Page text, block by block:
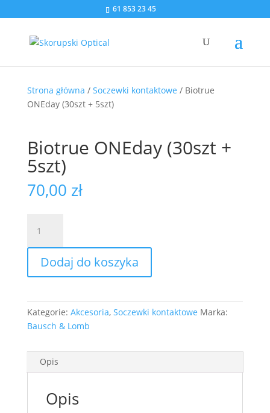
61 853 23 45
Strona główna / Soczewki kontaktowe / Biotrue
ONEday (30szt + 5szt)
Biotrue ONEday (30szt +
5szt)
70,00 zł
Biotrue
ONEday
(30szt
+
Dodaj do koszyka
Kategorie: Akcesoria, Soczewki kontaktowe Marka:
Bausch & Lomb
Opis
Opis